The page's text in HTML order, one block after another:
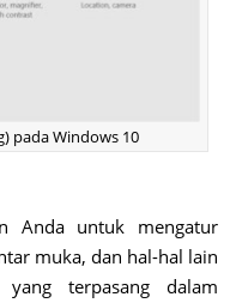
pada Windows 10
Anda untuk mengatur
muka, dan hal-hal lain
terpasang dalam